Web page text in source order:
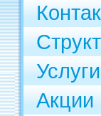
Акции